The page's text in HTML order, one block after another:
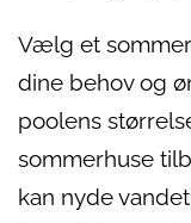
Vælg et
dine behov og
poolens
sommerhuse
kan nyde